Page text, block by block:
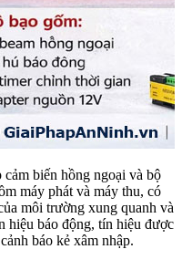
biến hồng ngoại và bộ
máy phát và máy thu, có
môi trường xung quanh và
hiệu báo động, tín hiệu được
báo kẻ xâm nhập.